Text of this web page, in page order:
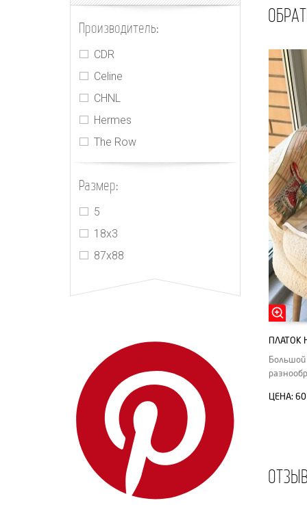
Производитель:
CDR
Celine
CHNL
Hermes
The Row
Размер:
5
18x3
87х88
ПЛАТОК
Большой
ЦЕНА: